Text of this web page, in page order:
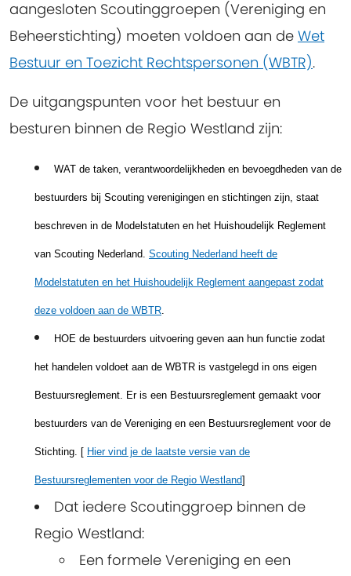
aangesloten Scoutinggroepen (Vereniging en
Beheerstichting) moeten voldoen aan de Wet
Bestuur en Toezicht Rechtspersonen (WBTR).
De uitgangspunten voor het bestuur en
besturen binnen de Regio Westland zijn:
WAT de taken, verantwoordelijkheden en bevoegdheden van de
bestuurders bij Scouting verenigingen en stichtingen zijn, staat
beschreven in de Modelstatuten en het Huishoudelijk Reglement
van Scouting Nederland. Scouting Nederland heeft de
Modelstatuten en het Huishoudelijk Reglement aangepast zodat
deze voldoen aan de WBTR.
HOE de bestuurders uitvoering geven aan hun functie zodat
het handelen voldoet aan de WBTR is vastgelegd in ons eigen
Bestuursreglement. Er is een Bestuursreglement gemaakt voor
bestuurders van de Vereniging en een Bestuursreglement voor de
Stichting. [ Hier vind je de laatste versie van de
Bestuursreglementen voor de Regio Westland]
Dat iedere Scoutinggroep binnen de
Regio Westland:
Een formele Vereniging en een